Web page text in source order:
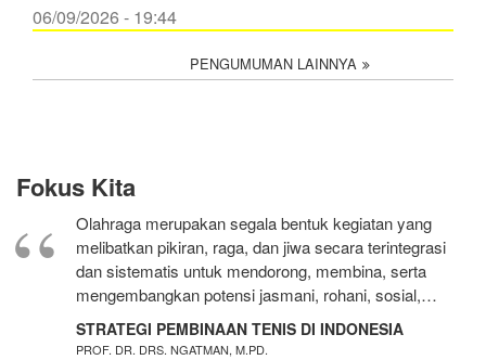
06/09/2026 - 19:44
PENGUMUMAN LAINNYA
Fokus Kita
Olahraga merupakan segala bentuk kegiatan yang
melibatkan pikiran, raga, dan jiwa secara terintegrasi
dan sistematis untuk mendorong, membina, serta
mengembangkan potensi jasmani, rohani, sosial,…
STRATEGI PEMBINAAN TENIS DI INDONESIA
PROF. DR. DRS. NGATMAN, M.PD.